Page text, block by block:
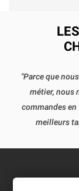
"Parce que
métier, nous
commandes
meilleurs